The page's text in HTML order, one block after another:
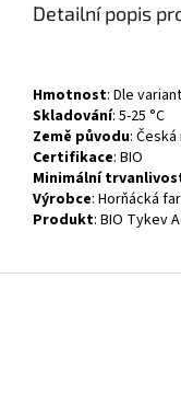
Detailní popis
Hmotnost: Dle
Skladování: 5-25 °C
Země původu:
Certifikace: BIO
Minimální
Výrobce: Horňácká
Produkt: BIO Tykev